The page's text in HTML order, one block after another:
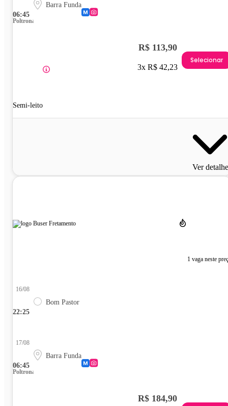
06:45
Barra Funda
Poltrona
Semi-leito
R$ 113,90
3x R$ 42,23
Selecionar
Ver
1 vaga neste
22:25
16/08
Bom Pastor
06:45
17/08
Barra Funda
Poltrona
R$ 184,90